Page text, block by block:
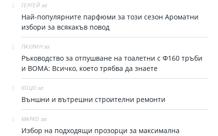
ГЕРГЕЙза
Най-популярните парфюми за тoзи сезон Ароматни
избори за всякакъв повод
ПАУЛИНза
Ръководство за отпушване на тоалетни с Ф160 тръби
и ВОМА: Всичко, което трябва да знаете
КОЦО за
Външни и вътрешни строителни ремонти
МАРКО за
Избор на подходящи прозорци за максимална